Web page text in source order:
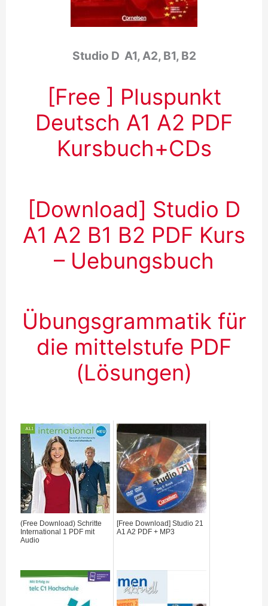
Studio D A1, A2, B1, B2
[Free ] Pluspunkt
Deutsch А1 A2 PDF
Kursbuch+CDs
[Download] Studio D
A1 A2 B1 B2 PDF Kurs
– Uebungsbuch
Übungsgrammatik für
die mittelstufe PDF
(Lösungen)
(Free Download) Schritte
International 1 PDF mit
Audio
[Free Download] Studio 21
A1 A2 PDF + MP3